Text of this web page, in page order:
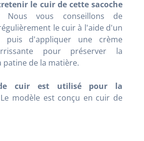
le cuir de cette sacoche
Nous vous conseillons de
le cuir à l'aide d'un
puis d'appliquer une crème
pour préserver la
patine de la matière.
cuir est utilisé pour la
modèle est conçu en cuir de